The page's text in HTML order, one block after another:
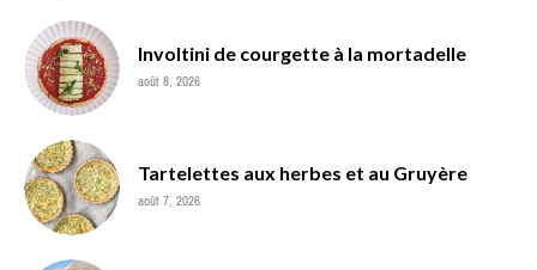
Involtini de courgette à la mortadelle
août 8, 2026
Tartelettes aux herbes et au Gruyère
août 7, 2026